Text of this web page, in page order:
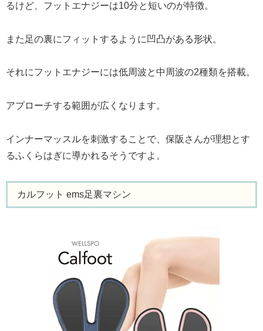
るけど、フットエナジーは10分と短いのが特徴。
また足の裏にフィットするように凹凸がある形状。
それにフットエナジーには低周波と中周波の2種類を搭載。
アプローチする範囲が広くなります。
インナーマッスルを刺激することで、保阪さんが理想とす
るふくらはぎに導かれるそうですよ。
カルフット ems足裏マシン